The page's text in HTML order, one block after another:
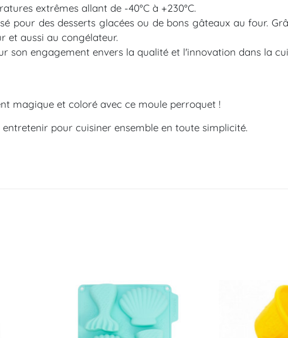
extrêmes allant de -40°C à +230°C.
pour des desserts glacées ou de bons gâteaux au four.
et aussi au congélateur.
son engagement envers la qualité et l'innovation dans la
magique et coloré avec ce moule perroquet !
pour cuisiner ensemble en toute simplicité.